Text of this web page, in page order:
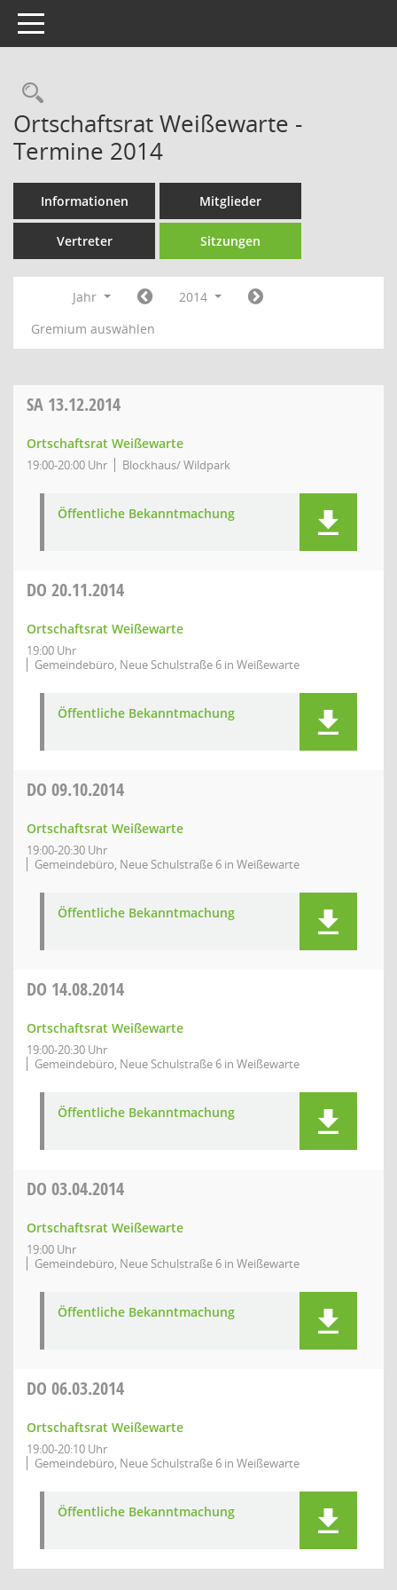
Toggle navigation
Rechercheauswahl
Ortschaftsrat Weißewarte -
Termine 2014
Informationen Mitglieder
Vertreter Sitzungen
Jahr
2014
Gremium auswählen
SA 13.12.2014
Ortschaftsrat Weißewarte
19:00-20:00 Uhr Blockhaus/ Wildpark
Öffentliche Bekanntmachung
DO 20.11.2014
Ortschaftsrat Weißewarte
19:00 Uhr
Gemeindebüro, Neue Schulstraße 6 in Weißewarte
Öffentliche Bekanntmachung
DO 09.10.2014
Ortschaftsrat Weißewarte
19:00-20:30 Uhr
Gemeindebüro, Neue Schulstraße 6 in Weißewarte
Öffentliche Bekanntmachung
DO 14.08.2014
Ortschaftsrat Weißewarte
19:00-20:30 Uhr
Gemeindebüro, Neue Schulstraße 6 in Weißewarte
Öffentliche Bekanntmachung
DO 03.04.2014
Ortschaftsrat Weißewarte
19:00 Uhr
Gemeindebüro, Neue Schulstraße 6 in Weißewarte
Öffentliche Bekanntmachung
DO 06.03.2014
Ortschaftsrat Weißewarte
19:00-20:10 Uhr
Gemeindebüro, Neue Schulstraße 6 in Weißewarte
Öffentliche Bekanntmachung